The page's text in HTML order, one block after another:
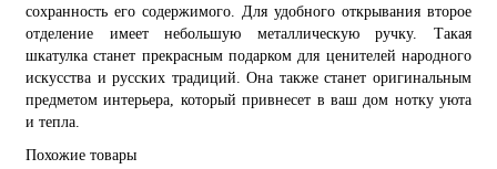
сохранность его содержимого. Для удобного открывания второе
отделение имеет небольшую металлическую ручку. Такая
шкатулка станет прекрасным подарком для ценителей народного
искусства и русских традиций. Она также станет оригинальным
предметом интерьера, который привнесет в ваш дом нотку уюта
и тепла.
Похожие товары